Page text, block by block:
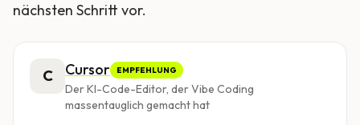
nächsten Schritt vor.
C Cursor EMPFEHLUNG
Der KI-Code-Editor, der Vibe Coding
massentauglich gemacht hat